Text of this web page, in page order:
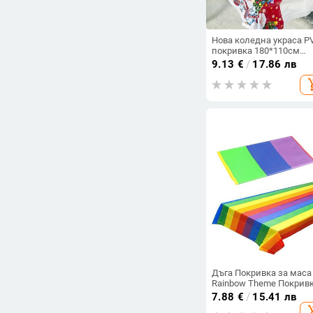
Нова коледна украса
покривка 180*110см
Коледна маса
Водоустойчива
9.13 € / 17.86 лв
Дъга Покривка за маса
Rainbow Theme
за маса Удебелена PEVA
водоустойчива
7.88 € / 15.41 лв